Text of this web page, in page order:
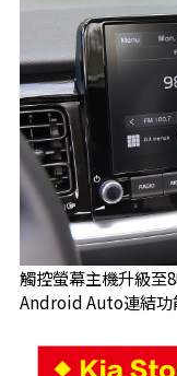
觸控螢幕主機升級至
Android Auto連結功